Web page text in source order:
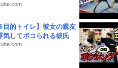
目的トイレ】彼女の親友
気してボコられる彼氏